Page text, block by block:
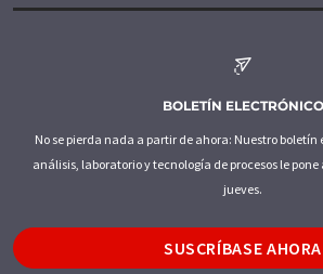
BOLETÍN ELECTRÓNICO
No se pierda nada a partir de ahora: Nuestro
análisis, laboratorio y tecnología de procesos le
jueves.
SUSCRÍBASE AHORA